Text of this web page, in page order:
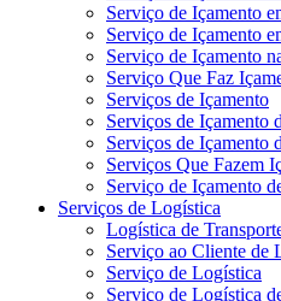
Serviço de Içamento
Serviço de Içamento
Serviço de Içamento
Serviço Que Faz
Serviços de Içamento
Serviços de Içamento
Serviços de Içamento
Serviços Que Fazem
Serviço de Içamento
Serviços de Logística
Logística de
Serviço ao Cliente de
Serviço de Logística
Serviço de Logística